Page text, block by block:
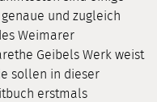
und zugleich
Weimarer
Geibels Werk weist
sollen in dieser
erstmals